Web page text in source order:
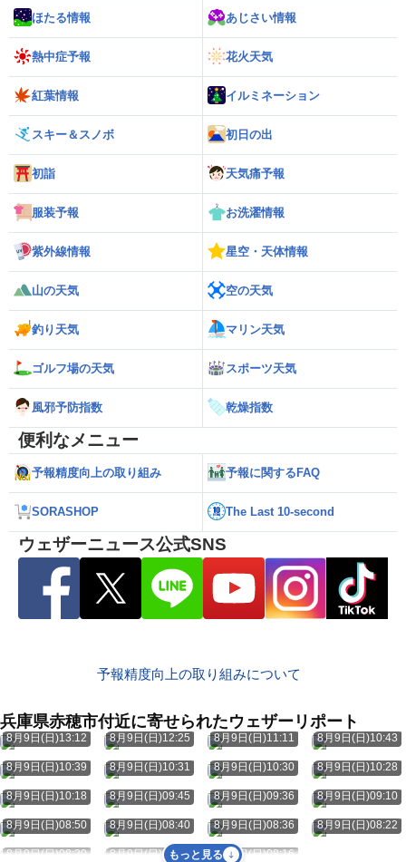
ほたる情報 あじさい情報
熱中症予報 花火天気
紅葉情報 イルミネーション
スキー＆スノボ 初日の出
初詣 天気痛予報
服装予報 お洗濯情報
紫外線情報 星空・天体情報
山の天気 空の天気
釣り天気 マリン天気
ゴルフ場の天気 スポーツ天気
風邪予防指数 乾燥指数
便利なメニュー
予報精度向上の取り組み 予報に関するFAQ
SORASHOP The Last 10-second
ウェザーニュース公式SNS
予報精度向上の取り組みについて
兵庫県赤穂市付近に寄せられたウェザーリポート
8月9日(日)13:12 8月9日(日)12:25 8月9日(日)11:11 8月9日(日)10:43
8月9日(日)10:39 8月9日(日)10:31 8月9日(日)10:30 8月9日(日)10:28
8月9日(日)10:18 8月9日(日)09:45 8月9日(日)09:36 8月9日(日)09:10
8月9日(日)08:50 8月9日(日)08:40 8月9日(日)08:36 8月9日(日)08:22
8月9日(日)08:20 8月9日(日)08:17 8月9日(日)08:16
もっと見る